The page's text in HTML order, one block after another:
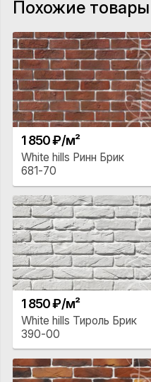
Похожие товары
1 850 ₽/м²
White hills Ринн Брик
681-70
1 850 ₽/м²
White hills Тироль Брик
390-00